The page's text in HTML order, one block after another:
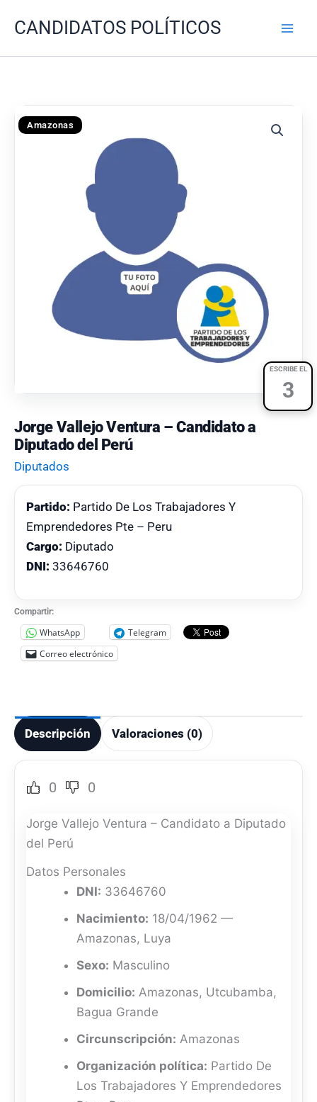
CANDIDATOS POLÍTICOS
ESCRIBE EL
3
Amazonas
Jorge Vallejo Ventura – Candidato a
Diputado del Perú
Diputados
Partido: Partido De Los Trabajadores Y
Emprendedores Pte – Peru
Cargo: Diputado
DNI: 33646760
Compartir:
WhatsApp
Telegram
Correo electrónico
Descripción Valoraciones (0)
0 0
Jorge Vallejo Ventura – Candidato a Diputado
del Perú
Datos Personales
DNI: 33646760
Nacimiento: 18/04/1962 —
Amazonas, Luya
Sexo: Masculino
Domicilio: Amazonas, Utcubamba,
Bagua Grande
Circunscripción: Amazonas
Organización política: Partido De
Los Trabajadores Y Emprendedores